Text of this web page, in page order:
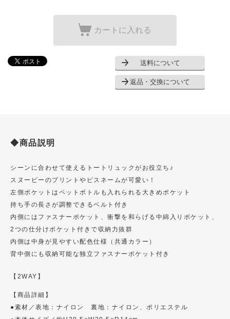
カートに入れる
送料について
返品・交換について
◆商品説明
シーンに合わせて使えるトートリュックがお役立ち♪
スヌーピーのプリントやピスネームが可愛い！
左側ポケットはペットボトルも入れられる大きめポケット
持ち手の長さが調整できるベルト付き
内側にはファスナーポケット、衝撃を和らげる中綿入りポケット、
2つの仕分けポケット付きで収納力抜群
内側は中身が見やすい配色仕様（共通カラー）
背中側にも収納可能な独立ファスナーポケット付き
【2WAY】
【商品詳細】
●素材／表地：ナイロン 裏地：ナイロン、ポリエステル